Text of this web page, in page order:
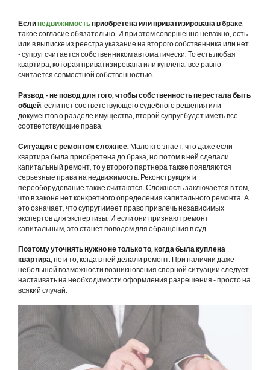
Еслинедвижимостьприобретена или приватизирована в браке,
такое согласие обязательно. И при этом совершенно неважно, есть
или в выписке из реестра указание на второго собственника или нет
- супруг считается собственником автоматически. То есть любая
квартира, которая приватизирована или куплена, все равно
считается совместной собственностью.
Развод - не повод для того, чтобы собственность перестала быть
общей, если нет соответствующего судебного решения или
документов о разделе имущества, второй супруг будет иметь все
соответствующие права.
Ситуация с ремонтом сложнее. Мало кто знает, что даже если
квартира была приобретена до брака, но потом в ней сделали
капитальный ремонт, то у второго партнера также появляются
серьезные права на недвижимость. Реконструкция и
переоборудование также считаются. Сложность заключается в том,
что в законе нет конкретного определения капитального ремонта. А
это означает, что супруг имеет право привлечь независимых
экспертов для экспертизы. И если они признают ремонт
капитальным, это станет поводом для обращения в суд.
Поэтому уточнять нужно не только то, когда была куплена
квартира, но и то, когда в ней делали ремонт. При наличии даже
небольшой возможности возникновения спорной ситуации следует
настаивать на необходимости оформления разрешения - просто на
всякий случай.